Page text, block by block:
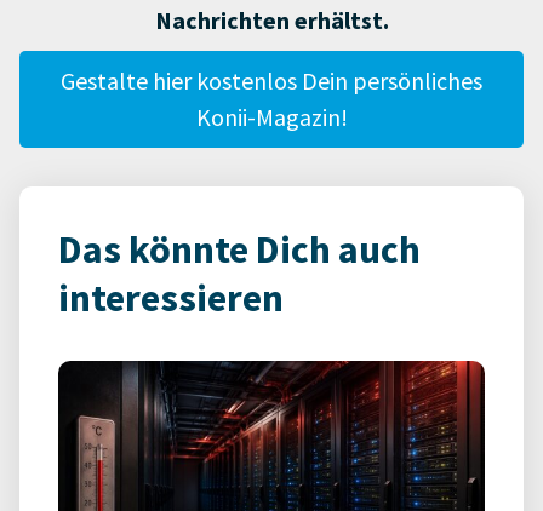
Nachrichten erhältst.
Gestalte hier kostenlos Dein persönliches
Konii-Magazin!
Das könnte Dich auch
interessieren